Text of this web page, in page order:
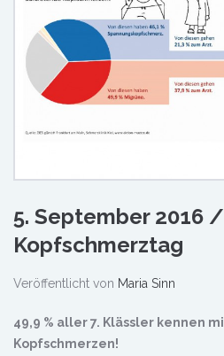
5. September 2016
Kopfschmerztag
Veröffentlicht von Maria Sinn
49,9 % aller 7. Klässler kennen
Kopfschmerzen!